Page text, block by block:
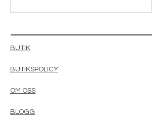
BUTIK
BUTIKSPOLICY
OM OSS
BLOGG